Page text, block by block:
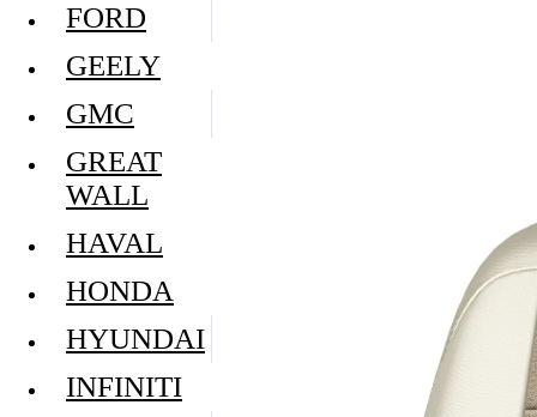
FORD
GEELY
GMC
GREAT
WALL
HAVAL
HONDA
HYUNDAI
INFINITI